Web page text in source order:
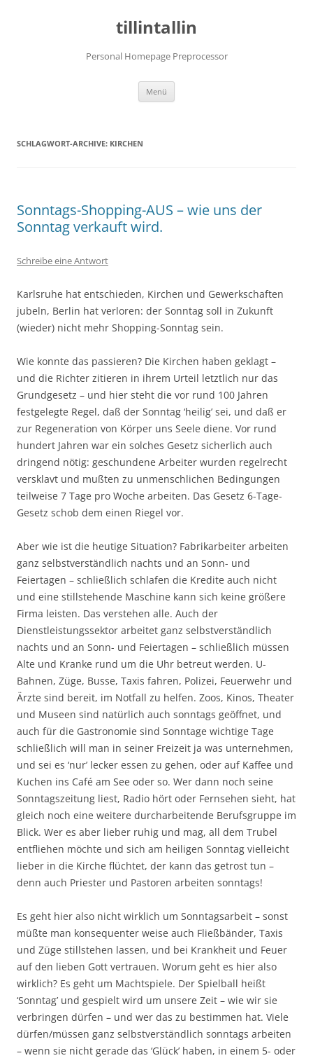
tillintallin
Personal Homepage Preprocessor
Menü
SCHLAGWORT-ARCHIVE: KIRCHEN
Sonntags-Shopping-AUS – wie uns der
Sonntag verkauft wird.
Schreibe eine Antwort
Karlsruhe hat entschieden, Kirchen und Gewerkschaften
jubeln, Berlin hat verloren: der Sonntag soll in Zukunft
(wieder) nicht mehr Shopping-Sonntag sein.
Wie konnte das passieren? Die Kirchen haben geklagt –
und die Richter zitieren in ihrem Urteil letztlich nur das
Grundgesetz – und hier steht die vor rund 100 Jahren
festgelegte Regel, daß der Sonntag ‘heilig’ sei, und daß er
zur Regeneration von Körper uns Seele diene. Vor rund
hundert Jahren war ein solches Gesetz sicherlich auch
dringend nötig: geschundene Arbeiter wurden regelrecht
versklavt und mußten zu unmenschlichen Bedingungen
teilweise 7 Tage pro Woche arbeiten. Das Gesetz 6-Tage-
Gesetz schob dem einen Riegel vor.
Aber wie ist die heutige Situation? Fabrikarbeiter arbeiten
ganz selbstverständlich nachts und an Sonn- und
Feiertagen – schließlich schlafen die Kredite auch nicht
und eine stillstehende Maschine kann sich keine größere
Firma leisten. Das verstehen alle. Auch der
Dienstleistungssektor arbeitet ganz selbstverständlich
nachts und an Sonn- und Feiertagen – schließlich müssen
Alte und Kranke rund um die Uhr betreut werden. U-
Bahnen, Züge, Busse, Taxis fahren, Polizei, Feuerwehr und
Ärzte sind bereit, im Notfall zu helfen. Zoos, Kinos, Theater
und Museen sind natürlich auch sonntags geöffnet, und
auch für die Gastronomie sind Sonntage wichtige Tage
schließlich will man in seiner Freizeit ja was unternehmen,
und sei es ‘nur’ lecker essen zu gehen, oder auf Kaffee und
Kuchen ins Café am See oder so. Wer dann noch seine
Sonntagszeitung liest, Radio hört oder Fernsehen sieht, hat
gleich noch eine weitere durcharbeitende Berufsgruppe im
Blick. Wer es aber lieber ruhig und mag, all dem Trubel
entfliehen möchte und sich am heiligen Sonntag vielleicht
lieber in die Kirche flüchtet, der kann das getrost tun –
denn auch Priester und Pastoren arbeiten sonntags!
Es geht hier also nicht wirklich um Sonntagsarbeit – sonst
müßte man konsequenter weise auch Fließbänder, Taxis
und Züge stillstehen lassen, und bei Krankheit und Feuer
auf den lieben Gott vertrauen. Worum geht es hier also
wirklich? Es geht um Machtspiele. Der Spielball heißt
‘Sonntag’ und gespielt wird um unsere Zeit – wie wir sie
verbringen dürfen – und wer das zu bestimmen hat. Viele
dürfen/müssen ganz selbstverständlich sonntags arbeiten
– wenn sie nicht gerade das ‘Glück’ haben, in einem 5- oder